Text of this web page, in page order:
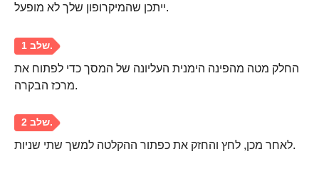
ייתכן שהמיקרופון שלך לא מופעל.
החלק מטה מהפינה הימנית העליונה של המסך כדי לפתוח את
מרכז הבקרה.
לאחר מכן, לחץ והחזק את כפתור ההקלטה למשך שתי שניות.